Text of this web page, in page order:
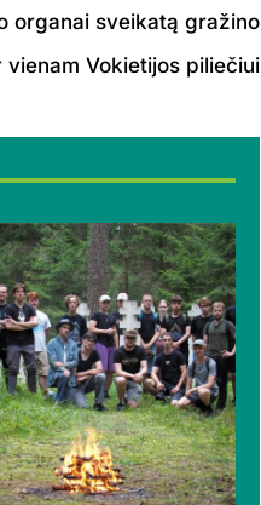
organai sveikatą gražino
Vokietijos piliečiui